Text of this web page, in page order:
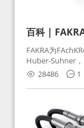
百科 |
FAKRA为
Huber-Suhner
Huber-Suhner相
Rosenberger）
接，如今
28486 1